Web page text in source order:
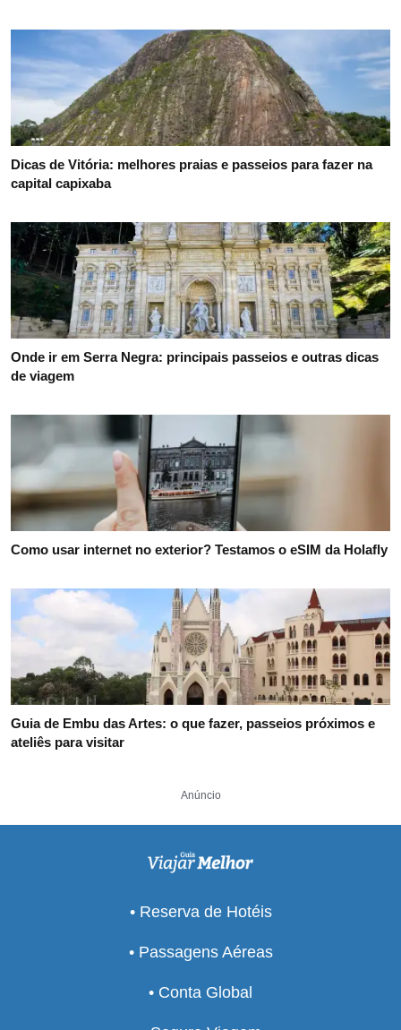
Dicas de Vitória: melhores praias e passeios para fazer na
capital capixaba
Onde ir em Serra Negra: principais passeios e outras dicas
de viagem
Como usar internet no exterior? Testamos o eSIM da Holafly
Guia de Embu das Artes: o que fazer, passeios próximos e
ateliês para visitar
Anúncio
• Reserva de Hotéis
• Passagens Aéreas
• Conta Global